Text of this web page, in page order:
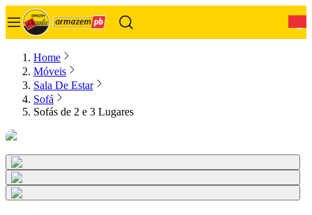
Home
Móveis
Sala De Estar
Sofá
Sofás de 2 e 3 Lugares